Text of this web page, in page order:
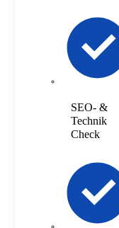
SEO- &
Technik
Check